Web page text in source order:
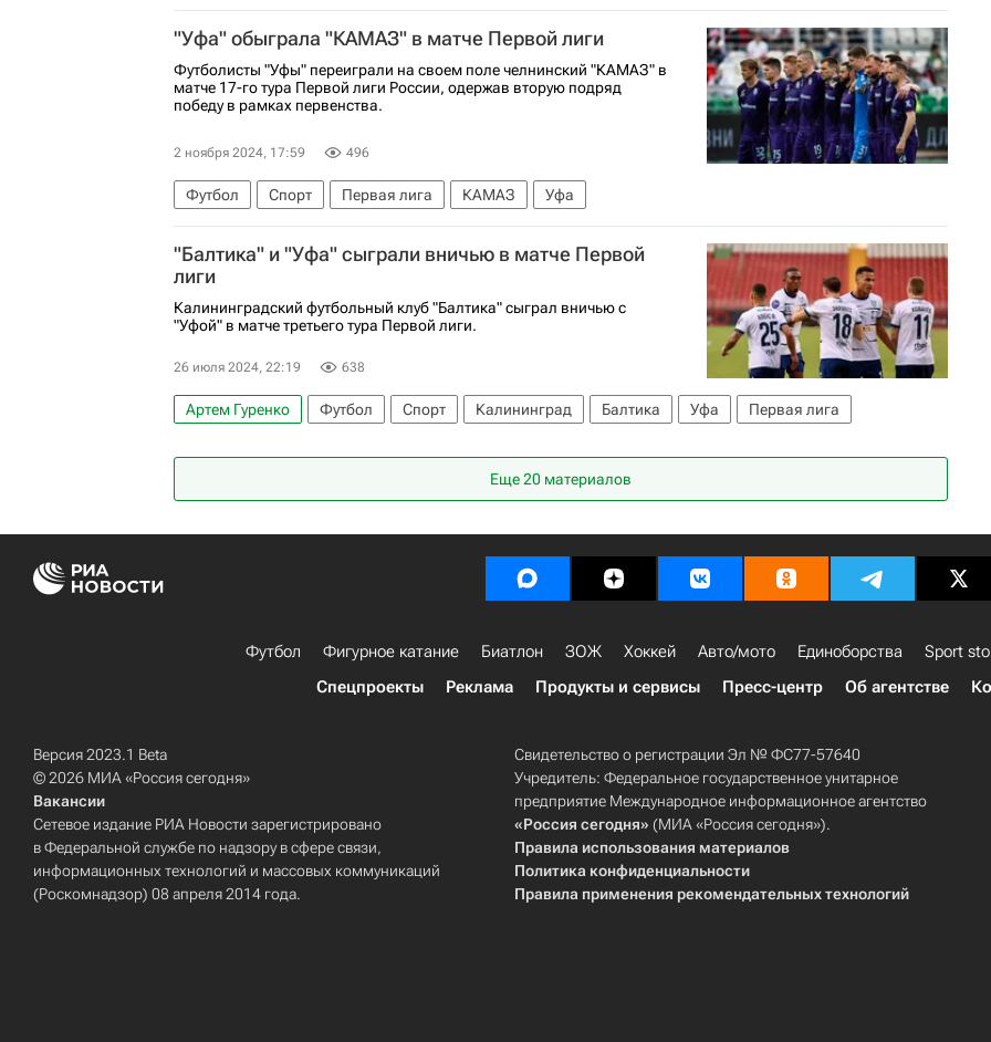
"Уфа" обыграла "КАМАЗ" в матче Первой лиги
Футболисты "Уфы" переиграли на своем поле челнинский "КАМАЗ" в
матче 17-го тура Первой лиги России, одержав вторую подряд
победу в рамках первенства.
2 ноября 2024, 17:59 496
Футбол Спорт Первая лига КАМАЗ Уфа
"Балтика" и "Уфа" сыграли вничью в матче Первой
лиги
Калининградский футбольный клуб "Балтика" сыграл вничью с
"Уфой" в матче третьего тура Первой лиги.
26 июля 2024, 22:19 638
Артем Гуренко Футбол Спорт Калининград Балтика Уфа Первая лига
Еще 20 материалов
Футбол Фигурное катание Биатлон ЗОЖ Хоккей Авто/мото Единоборства Sport
Спецпроекты
Реклама Продукты и сервисы Пресс-центр Об агентстве
Версия 2023.1 Beta
© 2026 МИА «Россия сегодня»
Вакансии
Сетевое издание РИА Новости зарегистрировано
в Федеральной службе по надзору в сфере связи,
информационных технологий и массовых коммуникаций
(Роскомнадзор) 08 апреля 2014 года.
Свидетельство о регистрации Эл № ФС77-57640
Учредитель: Федеральное государственное унитарное
предприятие Международное информационное агентство
«Россия сегодня» (МИА «Россия сегодня»).
Правила использования материалов
Политика конфиденциальности
Правила применения рекомендательных технологий